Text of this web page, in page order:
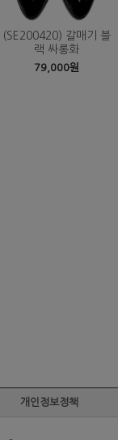
(SE200420) 갈매기 블
랙 싸롱화
79,000원
개인정보정책